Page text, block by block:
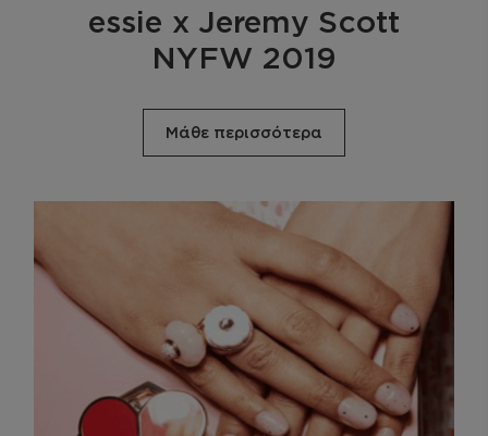
essie x Jeremy Scott
NYFW 2019
Μάθε περισσότερα